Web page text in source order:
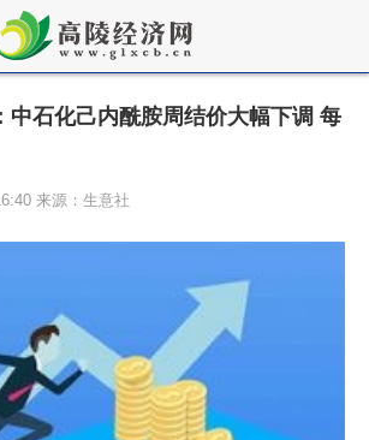
中石化己内酰胺周结价大幅下调 每
来源：生意社